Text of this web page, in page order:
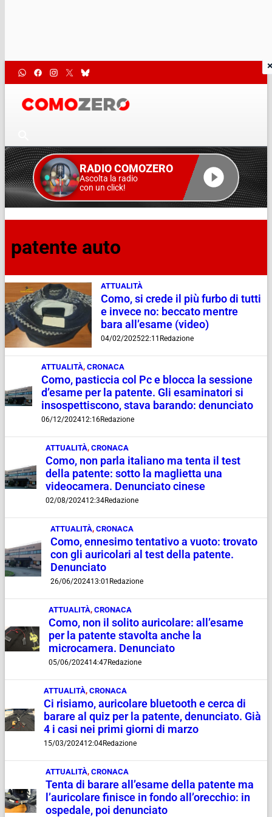
RADIO COMOZERO
Ascolta la radio
con un click!
patente auto
ATTUALITÀ
Como, si crede il più furbo di tutti
e invece no: beccato mentre
bara all’esame (video)
04/02/202522:11 Redazione
ATTUALITÀ,CRONACA
Como, pasticcia col Pc e blocca la sessione
d’esame per la patente. Gli esaminatori si
insospettiscono, stava barando: denunciato
06/12/202412:16Redazione
ATTUALITÀ,CRONACA
Como, non parla italiano ma tenta il test
della patente: sotto la maglietta una
videocamera. Denunciato cinese
02/08/202412:34Redazione
ATTUALITÀ,CRONACA
Como, ennesimo tentativo a vuoto: trovato
con gli auricolari al test della patente.
Denunciato
26/06/202413:01 Redazione
ATTUALITÀ,CRONACA
Como, non il solito auricolare: all’esame
per la patente stavolta anche la
microcamera. Denunciato
05/06/202414:47Redazione
ATTUALITÀ, CRONACA
Ci risiamo, auricolare bluetooth e cerca di
barare al quiz per la patente, denunciato. Già
4 i casi nei primi giorni di marzo
15/03/202412:04Redazione
ATTUALITÀ, CRONACA
Tenta di barare all’esame della patente ma
l’auricolare finisce in fondo all’orecchio: in
ospedale, poi denunciato